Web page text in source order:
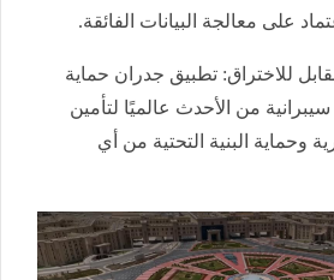
على معالجة البيانات الفائقة.
للاختراق: تطبيق جدران حماية
من الأحدث عالميًا لتأمين
وحماية البنية التحتية من أي